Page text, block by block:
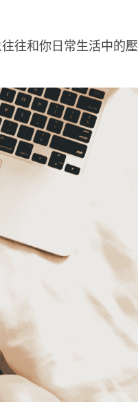
往和你日常生活中的壓